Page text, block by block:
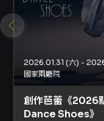
資訊為準。整
思想內涵的
編舞視角，
經驗，適合關
代舞蹈敘事方
注意事項
場務與一般注
2026.01.31 (六) -
國家兩廳院
創作芭蕾《2026
Dance Shoes》